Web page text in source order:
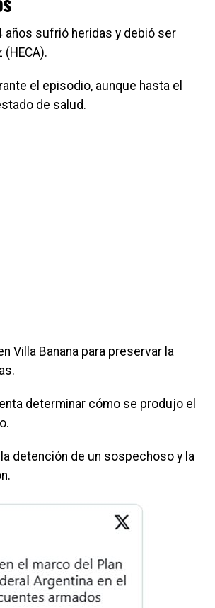
sufrió heridas y debió ser
el episodio, aunque hasta el
de salud.
Villa Banana para preservar la
determinar cómo se produjo el
detención de un sospechoso y la